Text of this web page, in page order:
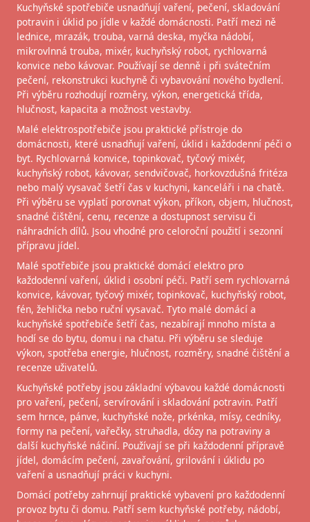
Kuchyňské spotřebiče usnadňují vaření, pečení, skladování
potravin i úklid po jídle v každé domácnosti. Patří mezi ně
lednice, mrazák, trouba, varná deska, myčka nádobí,
mikrovlnná trouba, mixér, kuchyňský robot, rychlovarná
konvice nebo kávovar. Používají se denně i při svátečním
pečení, rekonstrukci kuchyně či vybavování nového bydlení.
Při výběru rozhodují rozměry, výkon, energetická třída,
hlučnost, kapacita a možnost vestavby.
Malé elektrospotřebiče jsou praktické přístroje do
domácnosti, které usnadňují vaření, úklid i každodenní péči o
byt. Rychlovarná konvice, topinkovač, tyčový mixér,
kuchyňský robot, kávovar, sendvičovač, horkovzdušná fritéza
nebo malý vysavač šetří čas v kuchyni, kanceláři i na chatě.
Při výběru se vyplatí porovnat výkon, příkon, objem, hlučnost,
snadné čištění, cenu, recenze a dostupnost servisu či
náhradních dílů. Jsou vhodné pro celoroční použití i sezonní
přípravu jídel.
Malé spotřebiče jsou praktické domácí elektro pro
každodenní vaření, úklid i osobní péči. Patří sem rychlovarná
konvice, kávovar, tyčový mixér, topinkovač, kuchyňský robot,
fén, žehlička nebo ruční vysavač. Tyto malé domácí a
kuchyňské spotřebiče šetří čas, nezabírají mnoho místa a
hodí se do bytu, domu i na chatu. Při výběru se sleduje
výkon, spotřeba energie, hlučnost, rozměry, snadné čištění a
recenze uživatelů.
Kuchyňské potřeby jsou základní výbavou každé domácnosti
pro vaření, pečení, servírování i skladování potravin. Patří
sem hrnce, pánve, kuchyňské nože, prkénka, mísy, cedníky,
formy na pečení, vařečky, struhadla, dózy na potraviny a
další kuchyňské náčiní. Používají se při každodenní přípravě
jídel, domácím pečení, zavařování, grilování i úklidu po
vaření a usnadňují práci v kuchyni.
Domácí potřeby zahrnují praktické vybavení pro každodenní
provoz bytu či domu. Patří sem kuchyňské potřeby, nádobí,